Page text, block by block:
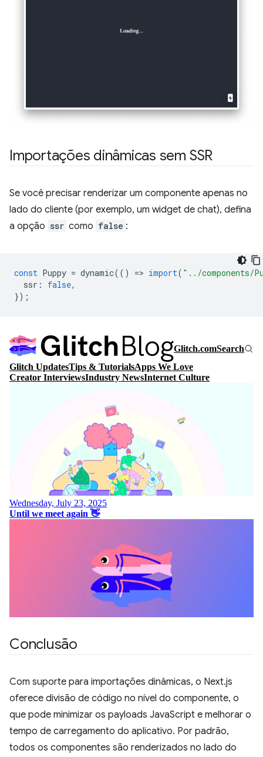
Importações dinâmicas sem SSR
Se você precisar renderizar um componente apenas no
lado do cliente (por exemplo, um widget de chat), defina
a opção ssr como false :
const Puppy = dynamic(() => import( "../components/
ssr : false,
});
Conclusão
Com suporte para importações dinâmicas, o Next.js
oferece divisão de código no nível do componente, o
que pode minimizar os payloads JavaScript e melhorar o
tempo de carregamento do aplicativo. Por padrão,
todos os componentes são renderizados no lado do